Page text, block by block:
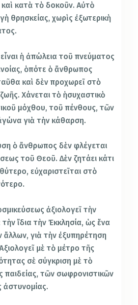
καὶ κατὰ τὸ δοκοῦν. Αὐτὸ
θρησκείας, χωρὶς ἐξωτερικὴ
ἡ ἀπώλεια τοῦ πνεύματος
ὁπότε ὁ ἄνθρωπος
καὶ δὲν προχωρεῖ στὸ
Χάνεται τὸ ἡσυχαστικὸ
μόχθου, τοῦ πένθους, τῶν
γιὰ τὴν κάθαρση.
ὁ ἄνθρωπος δὲν φλέγεται
τοῦ Θεοῦ. Δὲν ζητάει κάτι
εὐχαριστεῖται στὸ
ἀξιολογεῖ τὴν
τὴν ἴδια τὴν Ἐκκλησία, ὡς ἕνα
γιὰ τὴν ἐξυπηρέτηση
μὲ τὸ μέτρο τῆς
σὲ σύγκριση μὲ τὸ
παιδείας, τῶν σωφρονιστικῶν